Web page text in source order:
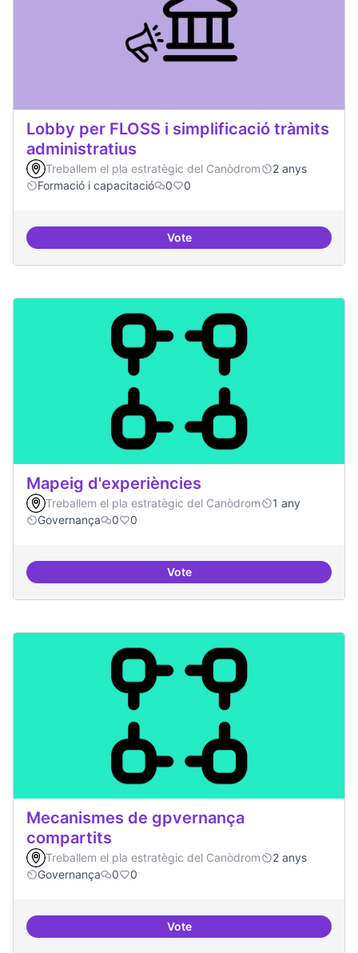
Lobby per FLOSS i simplificació tràmits
administratius
Treballem el pla estratègic del Canòdrom
2 anys
Formació i capacitació
0 0
VoteLobby per FLOSS i
Mapeig d'experiències
Treballem el pla estratègic del Canòdrom
1 any
Governança
0 0
VoteMapeig d'experiències
Mecanismes de gpvernança
compartits
Treballem el pla estratègic del Canòdrom
2 anys
Governança
0 0
VoteMecanismes de gpvernança